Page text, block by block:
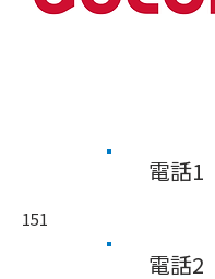
​電話1
151
​電話2